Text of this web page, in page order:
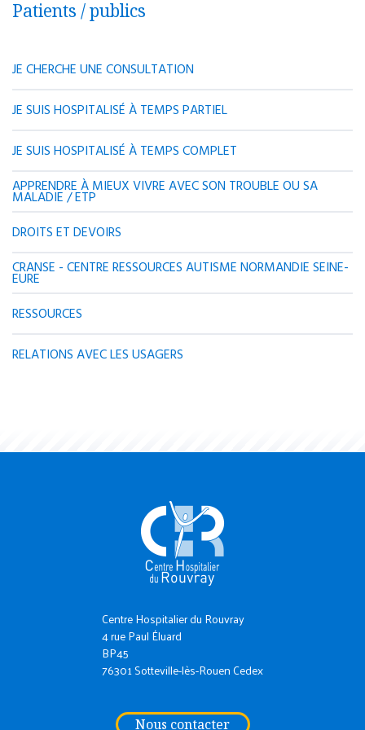
Régul'Psy
téléphonique par des professionnels de santé
mentale permettant une évaluation rapide et une
orientation adaptée.
Accès : 24h/24 via le 15
Patients / publics
JE CHERCHE UNE CONSULTATION
JE SUIS HOSPITALISÉ À TEMPS PARTIEL
JE SUIS HOSPITALISÉ À TEMPS COMPLET
APPRENDRE À MIEUX VIVRE AVEC SON TROUBLE OU SA
MALADIE / ETP
DROITS ET DEVOIRS
CRANSE - CENTRE RESSOURCES AUTISME NORMANDIE SEINE-
EURE
RESSOURCES
RELATIONS AVEC LES USAGERS
Centre Hospitalier du Rouvray
4 rue Paul Éluard
BP45
76301 Sotteville-lès-Rouen Cedex
Nous contacter